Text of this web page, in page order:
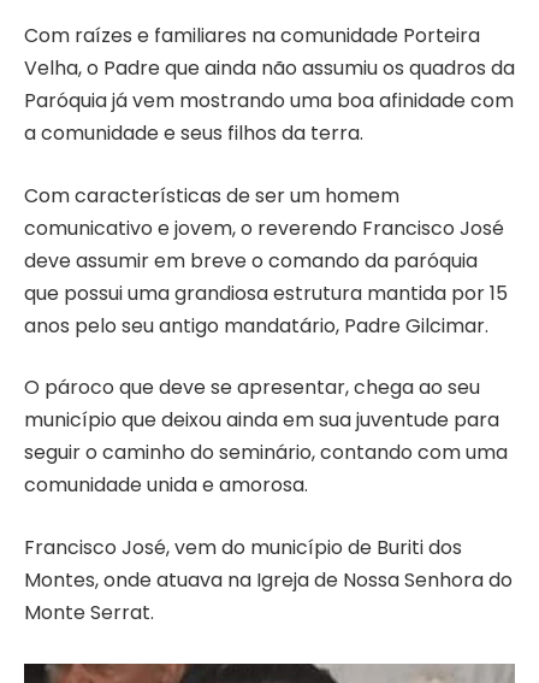
Com raízes e familiares na comunidade Porteira
Velha, o Padre que ainda não assumiu os quadros da
Paróquia já vem mostrando uma boa afinidade com
a comunidade e seus filhos da terra.
Com características de ser um homem
comunicativo e jovem, o reverendo Francisco José
deve assumir em breve o comando da paróquia
que possui uma grandiosa estrutura mantida por 15
anos pelo seu antigo mandatário, Padre Gilcimar.
O pároco que deve se apresentar, chega ao seu
município que deixou ainda em sua juventude para
seguir o caminho do seminário, contando com uma
comunidade unida e amorosa.
Francisco José, vem do município de Buriti dos
Montes, onde atuava na Igreja de Nossa Senhora do
Monte Serrat.